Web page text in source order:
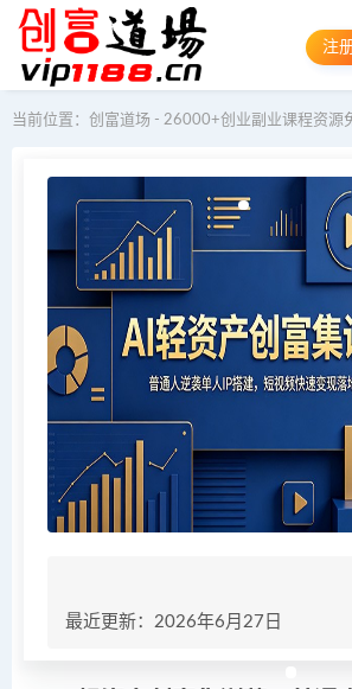
注
当前位置： 创富道场 - 26000+创业副业课程资源免费下载 |
最近更新：2026年6月27日